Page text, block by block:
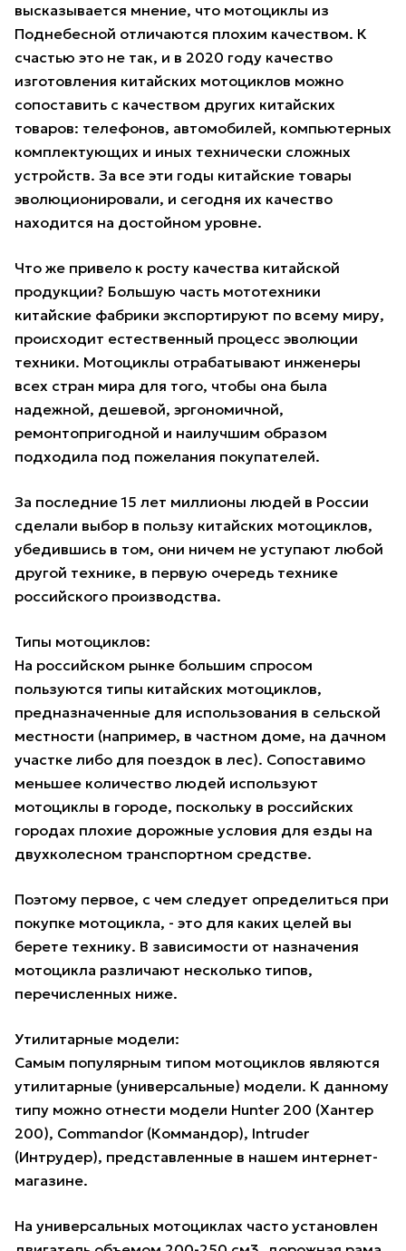
высказывается мнение, что мотоциклы из
Поднебесной отличаются плохим качеством. К
счастью это не так, и в 2020 году качество
изготовления китайских мотоциклов можно
сопоставить с качеством других китайских
товаров: телефонов, автомобилей, компьютерных
комплектующих и иных технически сложных
устройств. За все эти годы китайские товары
эволюционировали, и сегодня их качество
находится на достойном уровне.
Что же привело к росту качества китайской
продукции? Большую часть мототехники
китайские фабрики экспортируют по всему миру,
происходит естественный процесс эволюции
техники. Мотоциклы отрабатывают инженеры
всех стран мира для того, чтобы она была
надежной, дешевой, эргономичной,
ремонтопригодной и наилучшим образом
подходила под пожелания покупателей.
За последние 15 лет миллионы людей в России
сделали выбор в пользу китайских мотоциклов,
убедившись в том, они ничем не уступают любой
другой технике, в первую очередь технике
российского производства.
Типы мотоциклов:
На российском рынке большим спросом
пользуются типы китайских мотоциклов,
предназначенные для использования в сельской
местности (например, в частном доме, на дачном
участке либо для поездок в лес). Сопоставимо
меньшее количество людей используют
мотоциклы в городе, поскольку в российских
городах плохие дорожные условия для езды на
двухколесном транспортном средстве.
Поэтому первое, с чем следует определиться при
покупке мотоцикла, - это для каких целей вы
берете технику. В зависимости от назначения
мотоцикла различают несколько типов,
перечисленных ниже.
Утилитарные модели:
Самым популярным типом мотоциклов являются
утилитарные (универсальные) модели. К данному
типу можно отнести модели Hunter 200 (Хантер
200), Commandor (Коммандор), Intruder
(Интрудер), представленные в нашем интернет-
магазине.
На универсальных мотоциклах часто установлен